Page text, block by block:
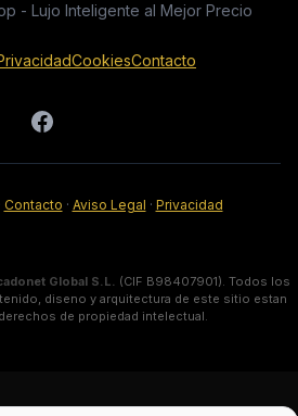
- Lujo Inteligente al Mejor Precio
CookiesContacto
Contacto · Aviso Legal · Privacidad
Global S.L. (CIF B98407901). Todos los
diseno y arquitectura de este sitio estan
de propiedad intelectual.